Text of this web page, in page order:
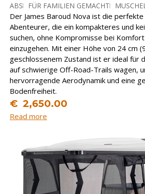
ABS FÜR FAMILIEN GEMACHT
STAURAUM
Der James Baroud Nova ist die
Abenteurer, die ein kompakteres und
suchen, ohne Kompromisse bei
einzugehen. Mit einer Höhe von 24 cm
geschlossenem Zustand ist er ideal für
auf schwierige Off-Road-Trails wagen,
hervorragende Aerodynamik und eine
Bodenfreiheit.
€ 2,650.00
Read more